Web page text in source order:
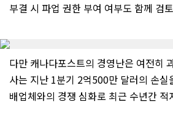
부결 시 파업 권한 부여 여부도 함께 검
다만 캐나다포스트의 경영난은 여전히
사는 지난 1분기 2억500만 달러의 손실
배업체와의 경쟁 심화로 최근 수년간